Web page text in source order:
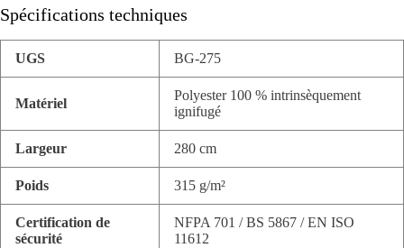
Spécifications techniques
UGS BG-275
Matériel
Polyester 100 % intrinsèquement
ignifugé
Largeur 280 cm
Poids 315 g/m²
Certification de
sécurité
NFPA 701 / BS 5867 / EN ISO
11612